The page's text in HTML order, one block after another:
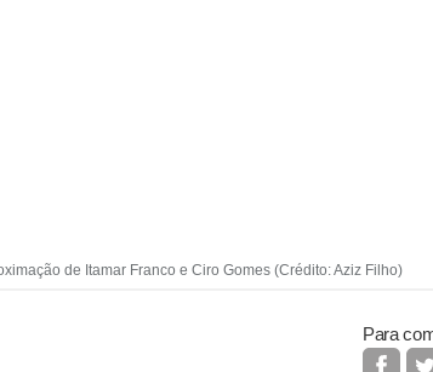
de Itamar Franco e Ciro Gomes (Crédito: Aziz Filho)
Para